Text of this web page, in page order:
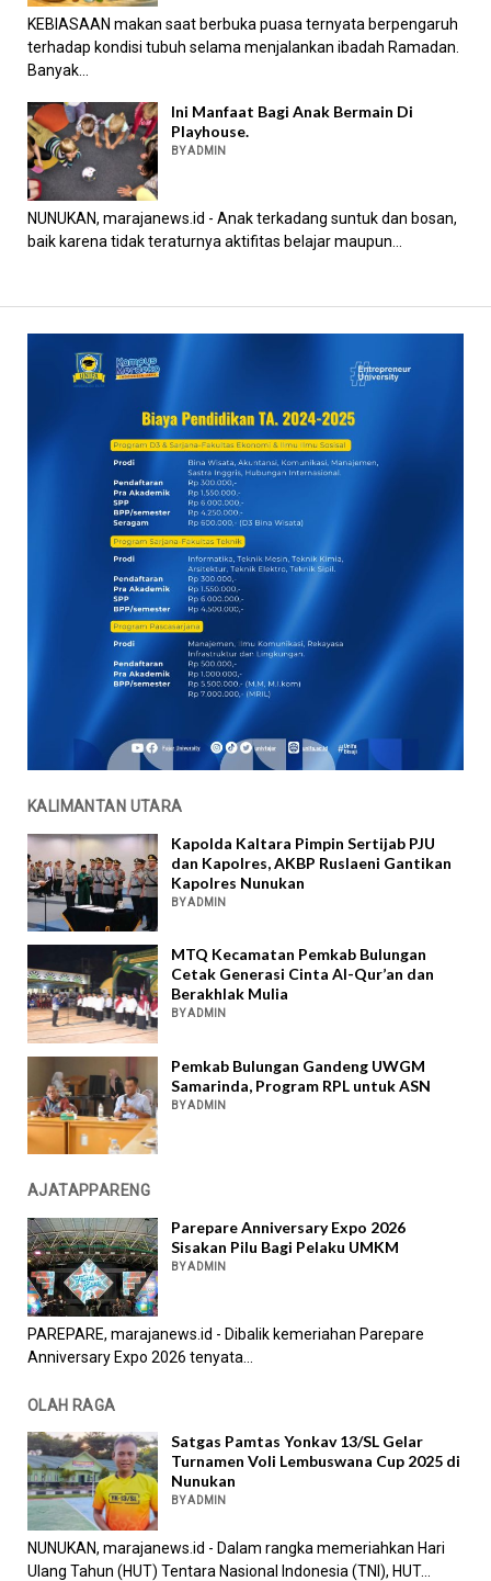
KEBIASAAN makan saat berbuka puasa ternyata berpengaruh
terhadap kondisi tubuh selama menjalankan ibadah Ramadan.
Banyak...
Ini Manfaat Bagi Anak Bermain Di
Playhouse.
BY ADMIN
NUNUKAN, marajanews.id - Anak terkadang suntuk dan bosan,
baik karena tidak teraturnya aktifitas belajar maupun...
KALIMANTAN UTARA
Kapolda Kaltara Pimpin Sertijab PJU
dan Kapolres, AKBP Ruslaeni Gantikan
Kapolres Nunukan
BY ADMIN
MTQ Kecamatan Pemkab Bulungan
Cetak Generasi Cinta Al-Qur’an dan
Berakhlak Mulia
BY ADMIN
Pemkab Bulungan Gandeng UWGM
Samarinda, Program RPL untuk ASN
BY ADMIN
AJATAPPARENG
Parepare Anniversary Expo 2026
Sisakan Pilu Bagi Pelaku UMKM
BY ADMIN
PAREPARE, marajanews.id - Dibalik kemeriahan Parepare
Anniversary Expo 2026 tenyata...
OLAH RAGA
Satgas Pamtas Yonkav 13/SL Gelar
Turnamen Voli Lembuswana Cup 2025 di
Nunukan
BY ADMIN
NUNUKAN, marajanews.id - Dalam rangka memeriahkan Hari
Ulang Tahun (HUT) Tentara Nasional Indonesia (TNI), HUT...